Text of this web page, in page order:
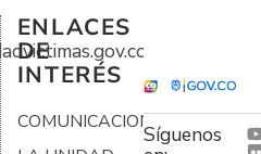
ENLACES
DE
INTERÉS
COMUNICACIONESSíguenos